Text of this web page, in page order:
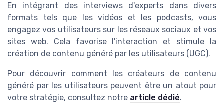
En intégrant des interviews d'experts dans divers
formats tels que les vidéos et les podcasts, vous
engagez vos utilisateurs sur les réseaux sociaux et vos
sites web. Cela favorise l'interaction et stimule la
création de contenu généré par les utilisateurs (UGC).
Pour découvrir comment les créateurs de contenu
généré par les utilisateurs peuvent être un atout pour
votre stratégie, consultez notre article dédié.